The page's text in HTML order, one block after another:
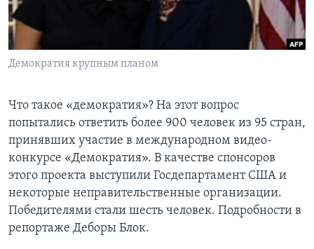
Learning English
СОЦИАЛЬНЫЕ СЕТИ
Языки
Демократия крупным планом
Что такое «демократия»? На этот вопрос
попытались ответить более 900 человек из 95 стран,
принявших участие в международном видео-
конкурсе «Демократия». В качестве спонсоров
этого проекта выступили Госдепартамент США и
некоторые неправительственные организации.
Победителями стали шесть человек. Подробности в
репортаже Деборы Блок.